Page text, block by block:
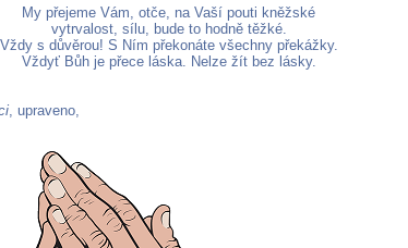
My přejeme Vám, otče, na Vaší pouti kněžské
vytrvalost, sílu, bude to hodně těžké.
Vždy s důvěrou! S Ním překonáte všechny překážky.
Vždyť Bůh je přece láska. Nelze žít bez lásky.
, upraveno,